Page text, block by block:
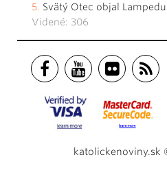
Svätý Otec objal
Videné: 306
katolickenoviny.sk